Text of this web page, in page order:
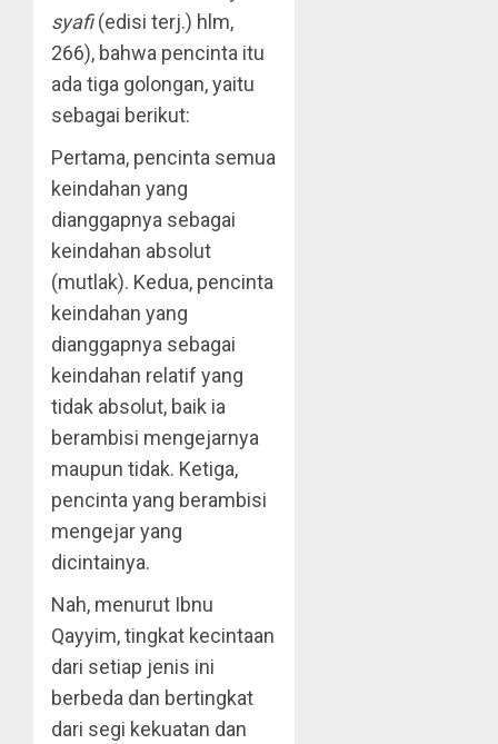
syafi(edisi terj.) hlm,
266), bahwa pencinta itu
ada tiga golongan, yaitu
sebagai berikut:
Pertama, pencinta semua
keindahan yang
dianggapnya sebagai
keindahan absolut
(mutlak). Kedua, pencinta
keindahan yang
dianggapnya sebagai
keindahan relatif yang
tidak absolut, baik ia
berambisi mengejarnya
maupun tidak. Ketiga,
pencinta yang berambisi
mengejar yang
dicintainya.
Nah, menurut Ibnu
Qayyim, tingkat kecintaan
dari setiap jenis ini
berbeda dan bertingkat
dari segi kekuatan dan